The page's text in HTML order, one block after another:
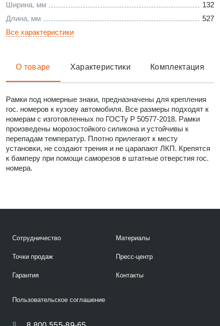
Ширина, мм
132
Длина, мм
527
Все характеристики
О товаре Характеристики Комплектация
Рамки под номерные знаки, предназначены для крепления
гос. номеров к кузову автомобиля. Все размеры подходят к
номерам с изготовленных по ГОСТу Р 50577-2018. Рамки
произведены морозостойкого силикона и устойчивы к
перепадам температур. Плотно прилегают к месту
установки, не создают трения и не царапают ЛКП. Крепятся
к бамперу при помощи саморезов в штатные отверстия гос.
номера.
Сотрудничество
Точки продаж
Гарантия
Материалы
Пресс-центр
Контакты
Пользовательское соглашение